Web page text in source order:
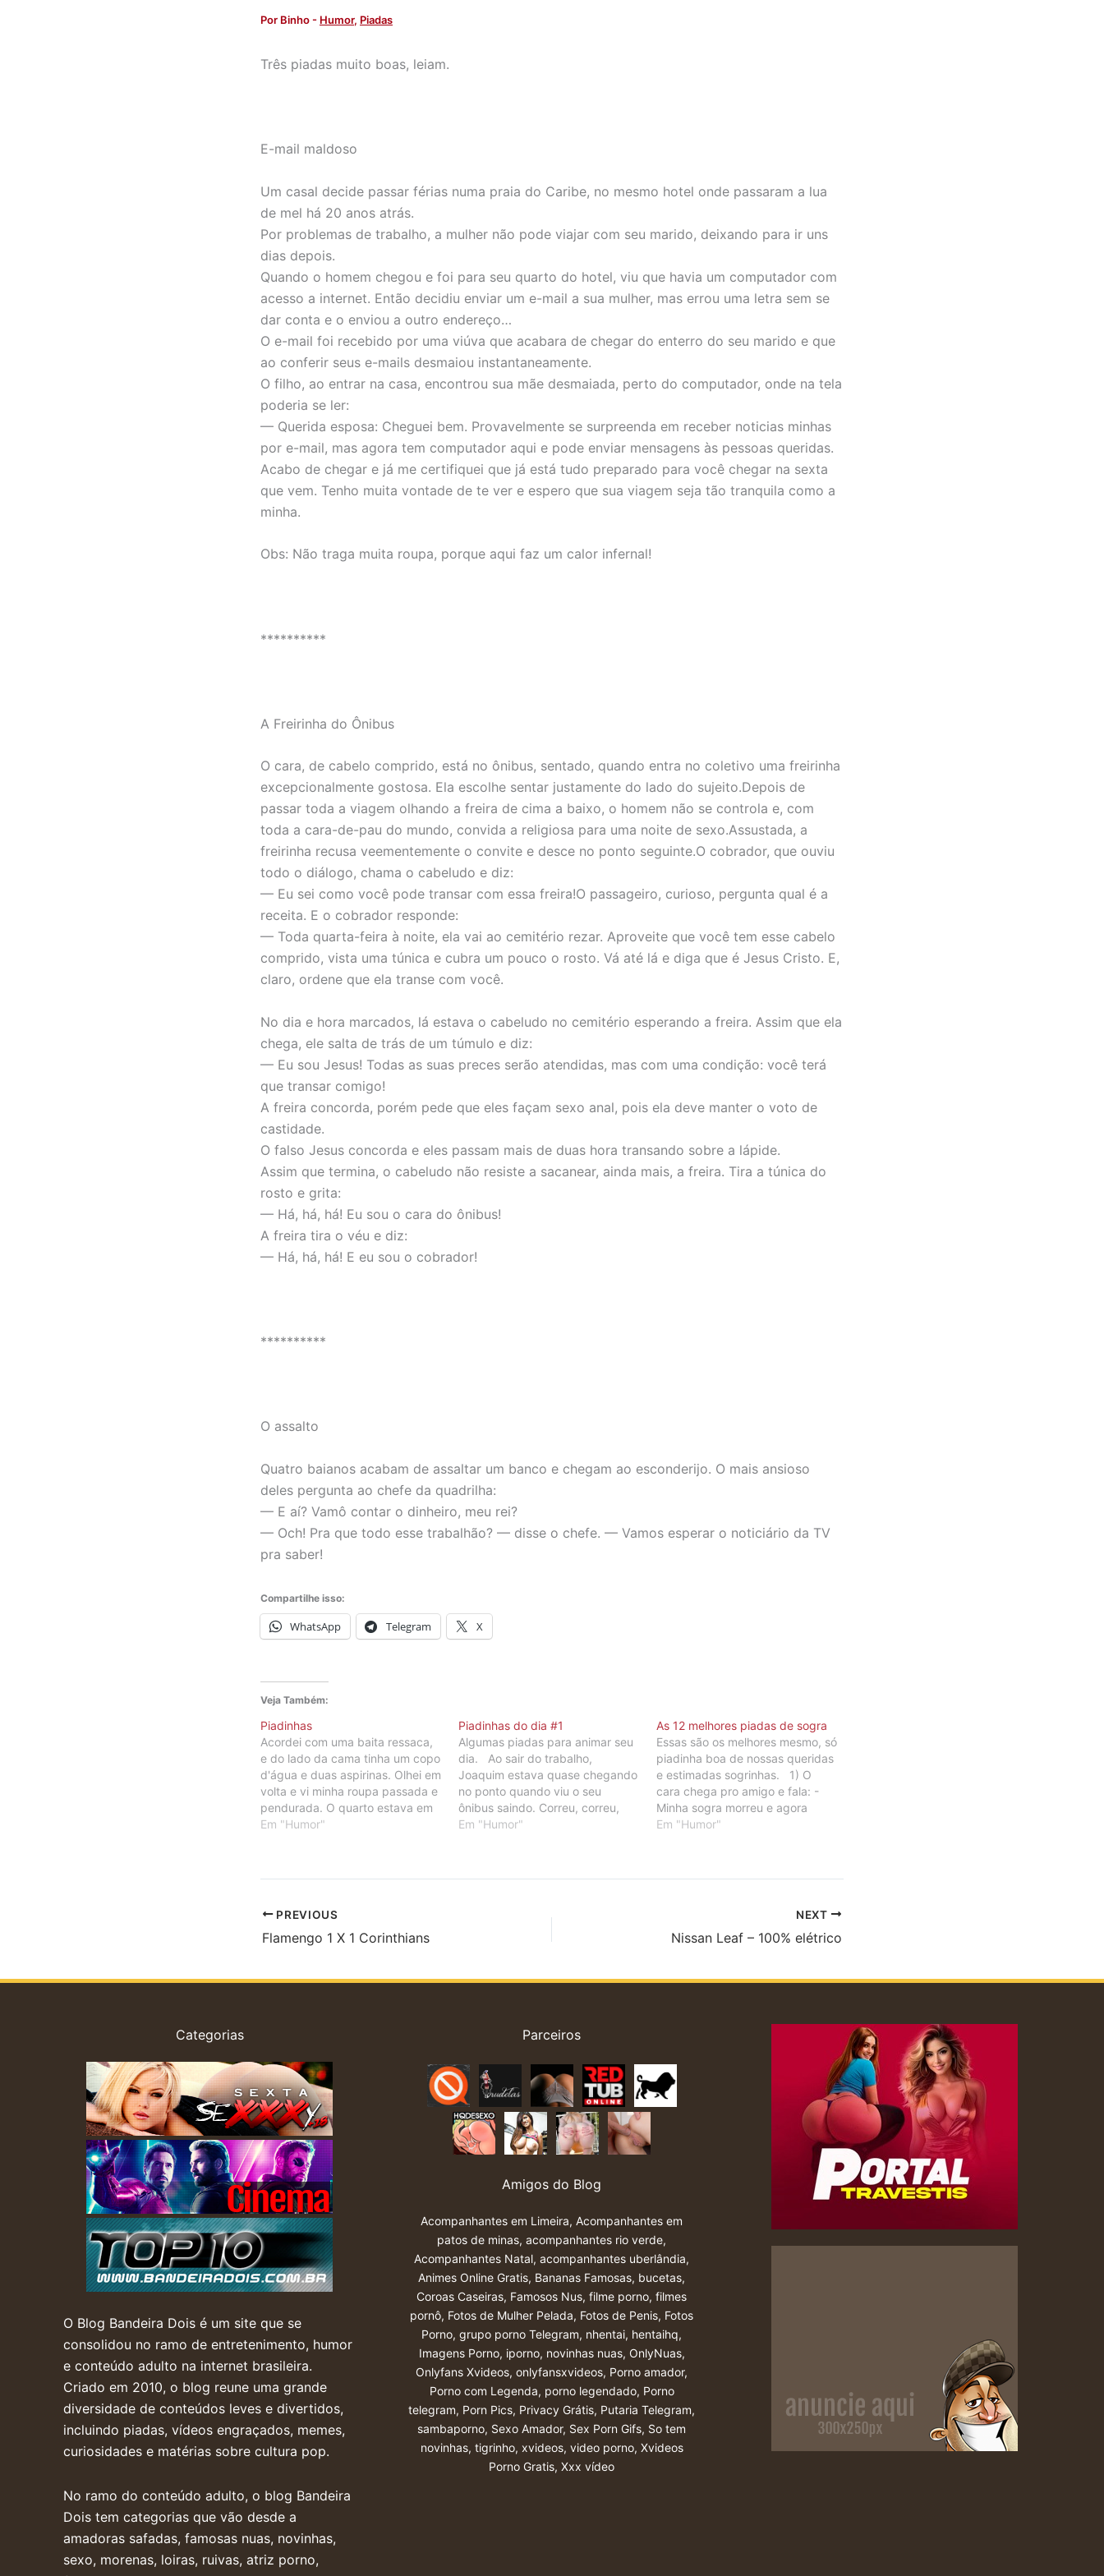
Por Binho- Humor, Piadas
Três piadas muito boas, leiam.
E-mail maldoso
Um casal decide passar férias numa praia do Caribe, no mesmo hotel onde passaram a lua
de mel há 20 anos atrás.
Por problemas de trabalho, a mulher não pode viajar com seu marido, deixando para ir uns
dias depois.
Quando o homem chegou e foi para seu quarto do hotel, viu que havia um computador com
acesso a internet. Então decidiu enviar um e-mail a sua mulher, mas errou uma letra sem se
dar conta e o enviou a outro endereço…
O e-mail foi recebido por uma viúva que acabara de chegar do enterro do seu marido e que
ao conferir seus e-mails desmaiou instantaneamente.
O filho, ao entrar na casa, encontrou sua mãe desmaiada, perto do computador, onde na tela
poderia se ler:
— Querida esposa: Cheguei bem. Provavelmente se surpreenda em receber noticias minhas
por e-mail, mas agora tem computador aqui e pode enviar mensagens às pessoas queridas.
Acabo de chegar e já me certifiquei que já está tudo preparado para você chegar na sexta
que vem. Tenho muita vontade de te ver e espero que sua viagem seja tão tranquila como a
minha.
Obs: Não traga muita roupa, porque aqui faz um calor infernal!
**********
A Freirinha do Ônibus
O cara, de cabelo comprido, está no ônibus, sentado, quando entra no coletivo uma freirinha
excepcionalmente gostosa. Ela escolhe sentar justamente do lado do sujeito.Depois de
passar toda a viagem olhando a freira de cima a baixo, o homem não se controla e, com
toda a cara-de-pau do mundo, convida a religiosa para uma noite de sexo.Assustada, a
freirinha recusa veementemente o convite e desce no ponto seguinte.O cobrador, que ouviu
todo o diálogo, chama o cabeludo e diz:
— Eu sei como você pode transar com essa freira!O passageiro, curioso, pergunta qual é a
receita. E o cobrador responde:
— Toda quarta-feira à noite, ela vai ao cemitério rezar. Aproveite que você tem esse cabelo
comprido, vista uma túnica e cubra um pouco o rosto. Vá até lá e diga que é Jesus Cristo. E,
claro, ordene que ela transe com você.
No dia e hora marcados, lá estava o cabeludo no cemitério esperando a freira. Assim que ela
chega, ele salta de trás de um túmulo e diz:
— Eu sou Jesus! Todas as suas preces serão atendidas, mas com uma condição: você terá
que transar comigo!
A freira concorda, porém pede que eles façam sexo anal, pois ela deve manter o voto de
castidade.
O falso Jesus concorda e eles passam mais de duas hora transando sobre a lápide.
Assim que termina, o cabeludo não resiste a sacanear, ainda mais, a freira. Tira a túnica do
rosto e grita:
— Há, há, há! Eu sou o cara do ônibus!
A freira tira o véu e diz:
— Há, há, há! E eu sou o cobrador!
**********
O assalto
Quatro baianos acabam de assaltar um banco e chegam ao esconderijo. O mais ansioso
deles pergunta ao chefe da quadrilha:
— E aí? Vamô contar o dinheiro, meu rei?
— Och! Pra que todo esse trabalhão? — disse o chefe. — Vamos esperar o noticiário da TV
pra saber!
Compartilhe isso:
WhatsApp Telegram X
Veja Também:
Piadinhas
Acordei com uma baita ressaca,
e do lado da cama tinha um copo
d'água e duas aspirinas. Olhei em
volta e vi minha roupa passada e
pendurada. O quarto estava em
perfeita ordem. Havia um bilhete
Em "Humor"
Piadinhas do dia #1
Algumas piadas para animar seu
dia. Ao sair do trabalho,
Joaquim estava quase chegando
no ponto quando viu o seu
ônibus saindo. Correu, correu,
correu… mas o ônibus foi
Em "Humor"
As 12 melhores piadas de sogra
Essas são os melhores mesmo, só
piadinha boa de nossas queridas
e estimadas sogrinhas. 1) O
cara chega pro amigo e fala: -
Minha sogra morreu e agora
fiquei em dúvida. Não sei se vou
Em "Humor"
PREVIOUS
Flamengo 1 X 1 Corinthians
NEXT
Nissan Leaf – 100% elétrico
Categorias
O Blog Bandeira Dois é um site que se
consolidou no ramo de entretenimento, humor
e conteúdo adulto na internet brasileira.
Criado em 2010, o blog reune uma grande
diversidade de conteúdos leves e divertidos,
incluindo piadas, vídeos engraçados, memes,
curiosidades e matérias sobre cultura pop.
No ramo do conteúdo adulto, o blog Bandeira
Dois tem categorias que vão desde a
amadoras safadas, famosas nuas, novinhas,
sexo, morenas, loiras, ruivas, atriz porno,
Parceiros
Amigos do Blog
Acompanhantes em Limeira,Acompanhantes em
patos de minas,acompanhantes rio verde,
Acompanhantes Natal,acompanhantes uberlândia,
Animes Online Gratis, Bananas Famosas, bucetas,
Coroas Caseiras, Famosos Nus,filme porno,filmes
pornô, Fotos de Mulher Pelada, Fotos de Penis, Fotos
Porno,grupo porno Telegram, nhentai, hentaihq,
Imagens Porno, iporno, novinhas nuas, OnlyNuas,
Onlyfans Xvideos,onlyfansxvideos, Porno amador,
Porno com Legenda, porno legendado, Porno
telegram, Porn Pics, Privacy Grátis, Putaria Telegram,
sambaporno, Sexo Amador, Sex Porn Gifs, So tem
novinhas, tigrinho, xvideos, video porno, Xvideos
Porno Gratis,Xxx vídeo